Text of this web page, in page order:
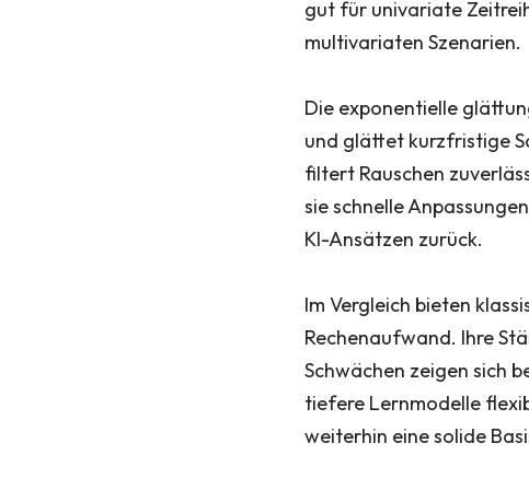
gut für univariate
multivariaten Szenarien.
Die exponentielle
und glättet kurzfristige
filtert Rauschen
sie schnelle
KI-Ansätzen zurück.
Im Vergleich bieten
Rechenaufwand. Ihre
Schwächen zeigen sich
tiefere Lernmodelle
weiterhin eine solide